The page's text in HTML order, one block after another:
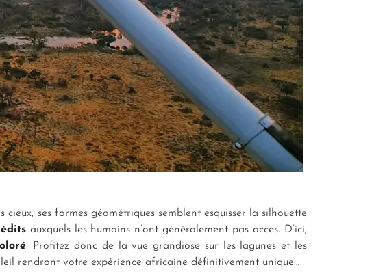
ses formes géométriques semblent esquisser la silhouette
auxquels les humains n’ont généralement pas accès. D’ici,
. Profitez donc de la vue grandiose sur les lagunes et les
rendront votre expérience africaine définitivement unique…